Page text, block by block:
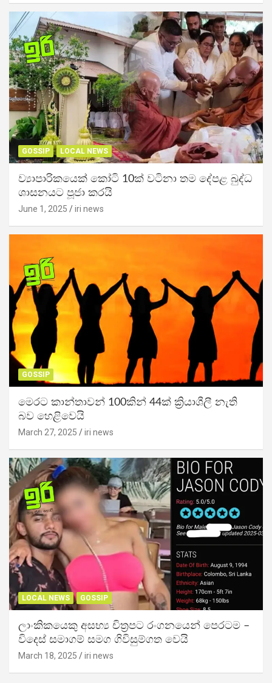
GOSSIP LOCAL NEWS
ව්‍යාපාරිකයෙක් කෝටි 10ක් වටිනා තම දේපළ බුද්ධ
ශාසනයට පූජා කරයි
June 1, 2025 iri news
GOSSIP
මෙරට කාන්තාවන් 100කින් 44ක් ක්‍රියාශීලී නැති
බව හෙළිවෙයි
March 27, 2025 iri news
LOCAL NEWS GOSSIP
ලාංකිකයෙකු අසභ්‍ය චිත්‍රපට රංගනයෙන් පෙරටම –
විදෙස් සමාගම් සමග ගිවිසුම්ගත වෙයි
March 18, 2025 iri news